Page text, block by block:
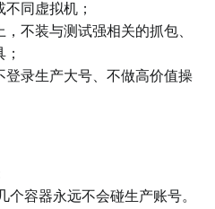
同虚拟机；
不装与测试强相关的抓包、
登录生产大号、不做高价值操
个容器永远不会碰生产账号。